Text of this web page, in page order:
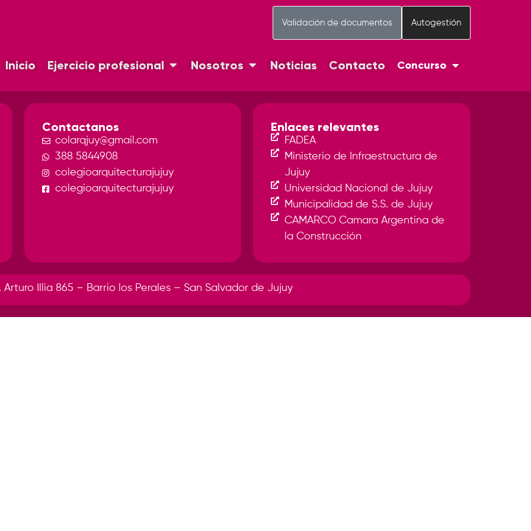
Autogestión
Validación de documentos
Inicio Ejercicio profesional Nosotros Noticias Contacto Concurso
Contactanos
colarqjuy@gmail.com
388 5844908
colegioarquitecturajujuy
colegioarquitecturajujuy
Enlaces relevantes
FADEA
Ministerio de Infraestructura de
Jujuy
Universidad Nacional de Jujuy
Municipalidad de S.S. de Jujuy
CAMARCO Camara Argentina de
la Construcción
Arturo Illia 865 – Barrio los Perales – San Salvador de Jujuy